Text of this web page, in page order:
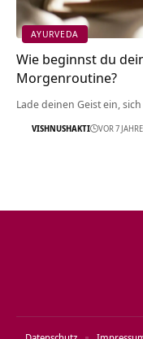
AYURVEDA
Wie beginnst du
Morgenroutine?
Lade deinen Geist ein,
VISHNUSHAKTI VOR 7